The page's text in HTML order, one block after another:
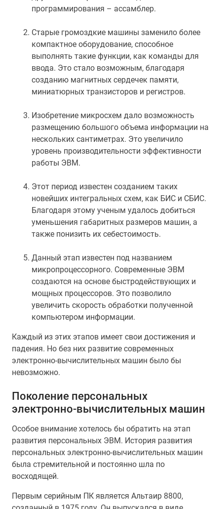
программирования – ассамблер.
Старые громоздкие машины заменило более
компактное оборудование, способное
выполнять такие функции, как команды для
ввода. Это стало возможным, благодаря
созданию магнитных сердечек памяти,
миниатюрных транзисторов и регистров.
Изобретение микросхем дало возможность
размещению большого объема информации на
нескольких сантиметрах. Это увеличило
уровень производительности эффективности
работы ЭВМ.
Этот период известен созданием таких
новейших интегральных схем, как БИС и СБИС.
Благодаря этому ученым удалось добиться
уменьшения габаритных размеров машин, а
также понизить их себестоимость.
Данный этап известен под названием
микропроцессорного. Современные ЭВМ
создаются на основе быстродействующих и
мощных процессоров. Это позволило
увеличить скорость обработки полученной
компьютером информации.
Каждый из этих этапов имеет свои достижения и
падения. Но без них развитие современных
электронно-вычислительных машин было бы
невозможно.
Поколение персональных
электронно-вычислительных машин
Особое внимание хотелось бы обратить на этап
развития персональных ЭВМ. История развития
персональных электронно-вычислительных машин
была стремительной и постоянно шла по
восходящей.
Первым серийным ПК является Альтаир 8800,